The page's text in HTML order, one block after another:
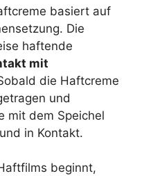
basiert auf
Die
haftende
mit
die Haftcreme
und
mit dem Speichel
in Kontakt.
beginnt,